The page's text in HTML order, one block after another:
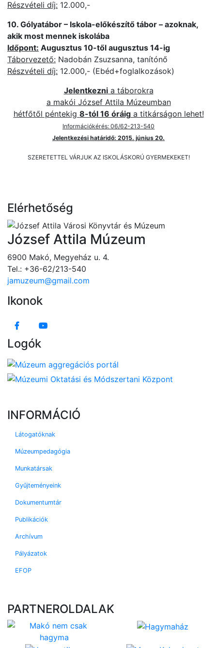
Részvételi díj: 12.000,-
10. Gólyatábor – Iskola-előkészítő tábor – azoknak,
akik most mennek iskolába
Időpont: Augusztus 10-től augusztus 14-ig
Táborvezető: Nadobán Zsuzsanna, tanítónő
Részvételi díj: 12.000,- (Ebéd+foglalkozások)
Jelentkeznia táborokra
a makói József Attila Múzeumban
hétfőtől péntekig 8-tól 16 óráiga titkárságon lehet!
Információkérés: 06/62-213-540
Jelentkezési határidő: 2015. június 20.
SZERETETTEL VÁRJUK AZ ISKOLÁSKORÚ GYERMEKEKET!
Elérhetőség
József Attila Múzeum
6900 Makó, Megyeház u. 4.
Tel.: +36-62/213-540
jamuzeum@gmail.com
Ikonok
Logók
INFORMÁCIÓ
Látogatóknak
Múzeumpedagógia
Munkatársak
Gyűjteményeink
Dokumentumtár
Publikációk
Archívum
Pályázatok
EFOP
PARTNEROLDALAK